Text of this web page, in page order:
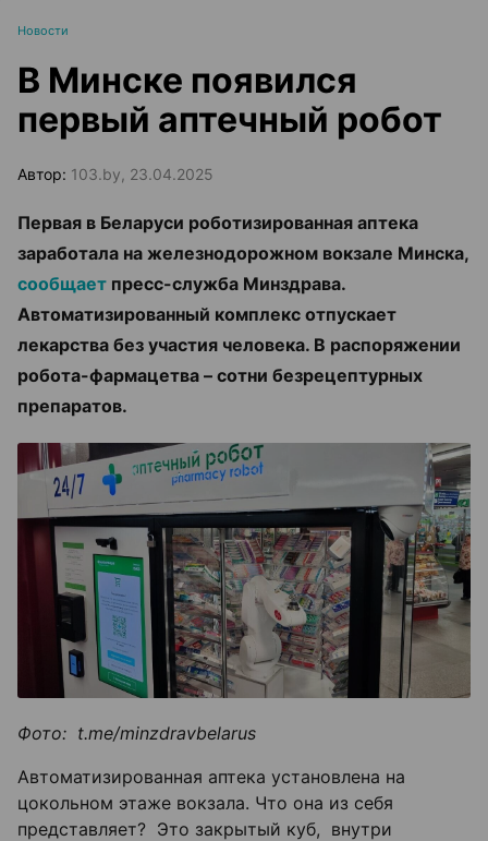
Новости
В Минске появился
первый аптечный робот
Автор: 103.by, 23.04.2025
Первая в Беларуси роботизированная аптека
заработала на железнодорожном вокзале Минска,
сообщает пресс-служба Минздрава.
Автоматизированный комплекс отпускает
лекарства без участия человека. В распоряжении
робота-фармацетва – сотни безрецептурных
препаратов.
Фото: t.me/minzdravbelarus
Автоматизированная аптека установлена на
цокольном этаже вокзала. Что она из себя
представляет? Это закрытый куб, внутри